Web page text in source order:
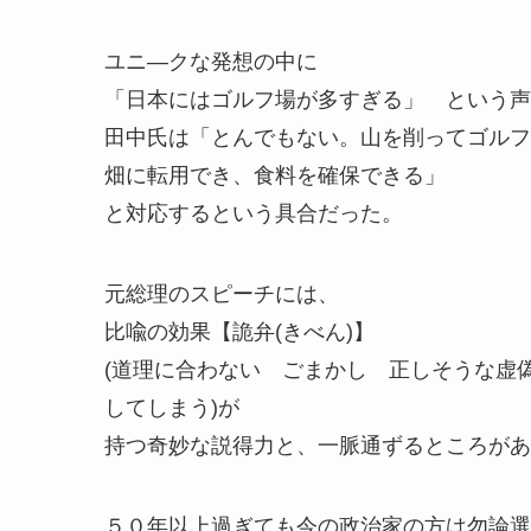
ユニ―クな発想の中に
「日本にはゴルフ場が多すぎる」 という
田中氏は「とんでもない。山を削ってゴル
畑に転用でき、食料を確保できる」
と対応するという具合だった。
元総理のスピーチには、
比喩の効果【詭弁(きべん)】
(道理に合わない ごまかし 正しそうな
してしまう)が
持つ奇妙な説得力と、一脈通ずるところが